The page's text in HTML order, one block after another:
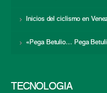
Inicios del ciclismo en
«Pega Betulio… Pega
TECNOLOGÍA